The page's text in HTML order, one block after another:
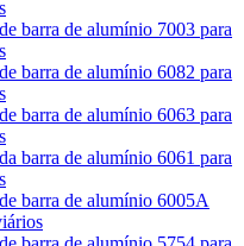
barra de alumínio 7003 para
barra de alumínio 6082 para
barra de alumínio 6063 para
barra de alumínio 6061 para
barra de alumínio 6005A